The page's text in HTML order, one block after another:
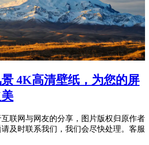
4K高清壁纸，为您的屏
联网与网友的分享，图片版权归原作者
及时联系我们，我们会尽快处理。客服